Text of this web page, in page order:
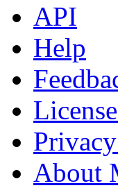
API
Help
About